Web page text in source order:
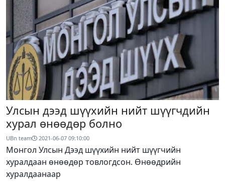
Улсын дээд шүүхийн нийт шүүгчдийн
хурал өнөөдөр болно
UBn team 2021-06-07 09:10:00
Монгол Улсын Дээд шүүхийн нийт шүүгчийн
хуралдаан өнөөдөр товлогдсон. Өнөөдрийн
хуралдаанаар